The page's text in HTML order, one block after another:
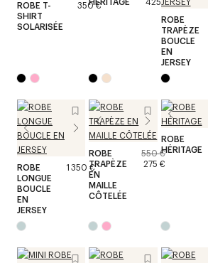
ROBE T-
SHIRT
SOLARISÉE
350 €
ROBE
TRAPÈZE
BOUCLE
EN
JERSEY
ROBE
LONGUE
BOUCLE
EN
JERSEY
1 350 €
ROBE
TRAPÈZE
EN
MAILLE
CÔTELÉE
550 €
275 €
ROBE
HÉRITAGE